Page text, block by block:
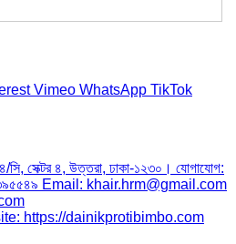
Vimeo WhatsApp TikTok
সেক্টর ৪, উত্তরা, ঢাকা-১২৩০। যোগাযোগ:
Email: khair.hrm@gmail.com
https://dainikprotibimbo.com